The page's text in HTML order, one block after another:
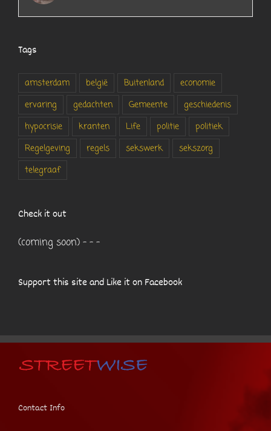
Tags
amsterdam belgië Buitenland
economie
ervaring
gedachten Gemeente
geschiedenis
hypocrisie
kranten Life politie
politiek
Regelgeving
regels sekswerk
sekszorg
telegraaf
Check it out
(coming soon) - - -
Support this site and Like it on Facebook
Contact Info